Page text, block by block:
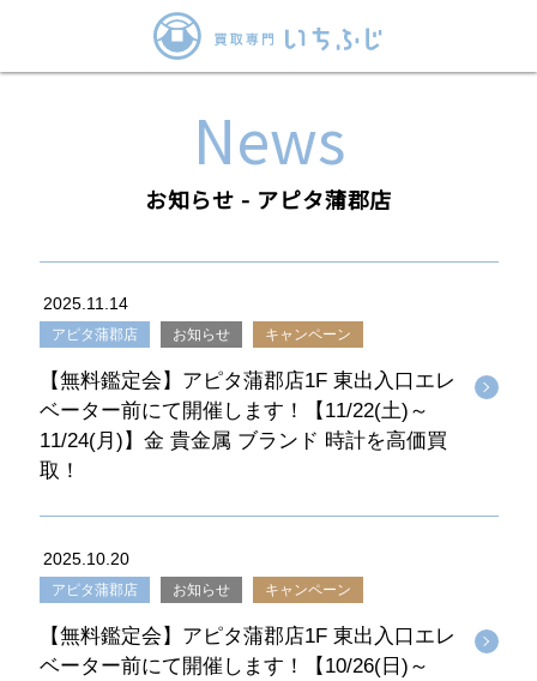
News
お知らせ - アピタ蒲郡店
2025.11.14
アピタ蒲郡店 お知らせ キャンペーン
【無料鑑定会】アピタ蒲郡店1F 東出入口エレ
ベーター前にて開催します！【11/22(土)～
11/24(月)】金 貴金属 ブランド 時計を高価買
取！
2025.10.20
アピタ蒲郡店 お知らせ キャンペーン
【無料鑑定会】アピタ蒲郡店1F 東出入口エレ
ベーター前にて開催します！【10/26(日)～